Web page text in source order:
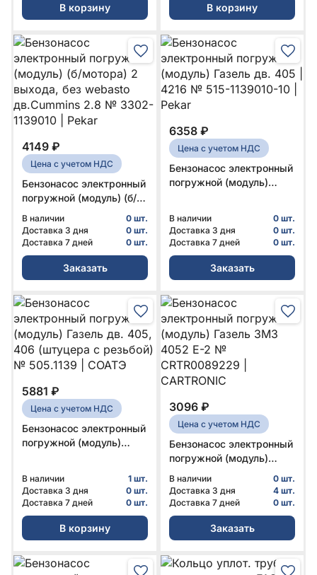
В корзину В корзину
4149 ₽
Цена с учетом НДС
Бензонасос электронный
погружной (модуль) (б/
webasto дв.Cummins 2.8
№ 3302-1139010 | Pekar
В наличии
0 шт.
Доставка 3 дня
0 шт.
Доставка 7 дней
0 шт.
Заказать
6358 ₽
Цена с учетом НДС
Бензонасос электронный
погружной (модуль)
В наличии
0 шт.
Доставка 3 дня
0 шт.
Доставка 7 дней
0 шт.
Заказать
5881 ₽
Цена с учетом НДС
Бензонасос электронный
погружной (модуль)
505.1139 | СОАТЭ
В наличии
1 шт.
Доставка 3 дня
0 шт.
Доставка 7 дней
0 шт.
В корзину
3096 ₽
Цена с учетом НДС
Бензонасос электронный
погружной (модуль)
CRTR0089229 |
CARTRONIC
В наличии
0 шт.
Доставка 3 дня
4 шт.
Доставка 7 дней
0 шт.
Заказать